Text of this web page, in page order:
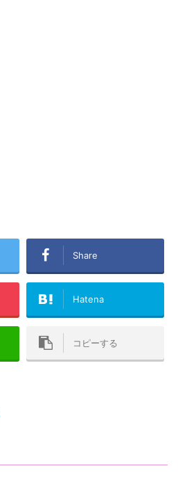
Share
Hatena
コピーする